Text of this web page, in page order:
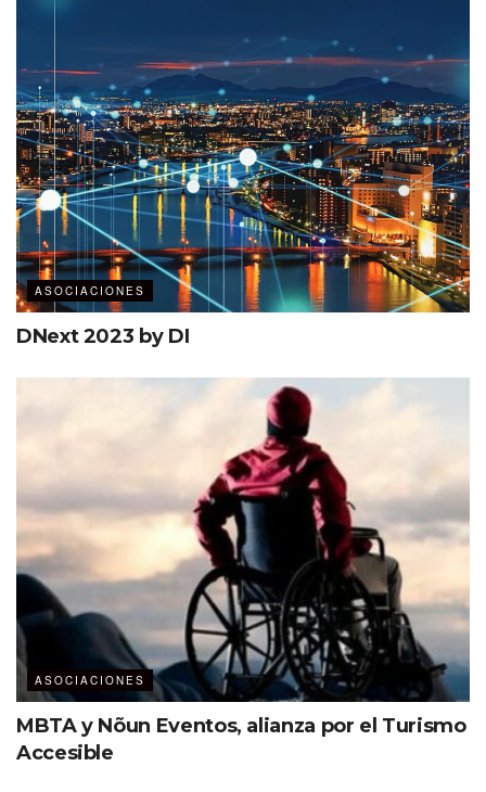
Ver esta publicación en Instagram
Los ingresos benefician a la Fundación PCMA, que financia
más de $750,000 dólares anualmente en investigación y
más de 150 becas que benefician a líderes emergentes,
estudiantes, profesores y profesionales.
Con información de PCMA Convene.
Etiquetas: PCMA Visionary Awards
ASOCIACIONES
DNext 2023 by DI
ASOCIACIONES
MBTA y Nõun Eventos, alianza por el Turismo
Accesible